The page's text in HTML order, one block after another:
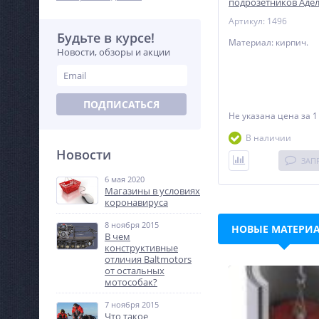
Будьте в курсе!
Новости, обзоры и акции
ПОДПИСАТЬСЯ
Новости
6 мая 2020
Магазины в условиях
коронавируса
8 ноября 2015
В чем
конструктивные
отличия Baltmotors
от остальных
мотособак?
7 ноября 2015
Что такое
Артикул: 1496
Материал: кирпич.
Не указана цена за 1
В наличии
НОВЫЕ